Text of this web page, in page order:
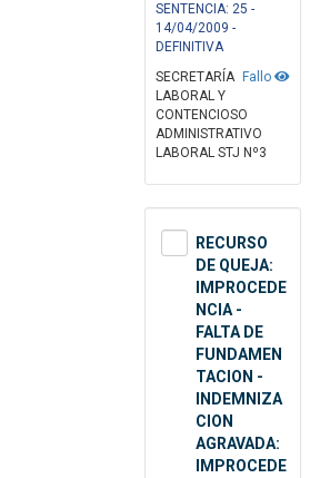
SENTENCIA: 25 -
14/04/2009 -
DEFINITIVA
Fallo
SECRETARÍA
LABORAL Y
CONTENCIOSO
ADMINISTRATIVO
LABORAL STJ Nº3
RECURSO
DE QUEJA:
IMPROCEDE
NCIA -
FALTA DE
FUNDAMEN
TACION -
INDEMNIZA
CION
AGRAVADA:
IMPROCEDE